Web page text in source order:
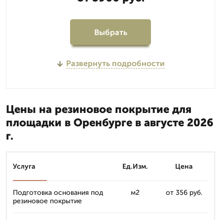
Выбрать
Развернуть подробности
Цены на резиновое покрытие для
площадки в Оренбурге в августе 2026
г.
Услуга Ед.Изм. Цена
Подготовка основания под
резиновое покрытие
м2 от 356 руб.